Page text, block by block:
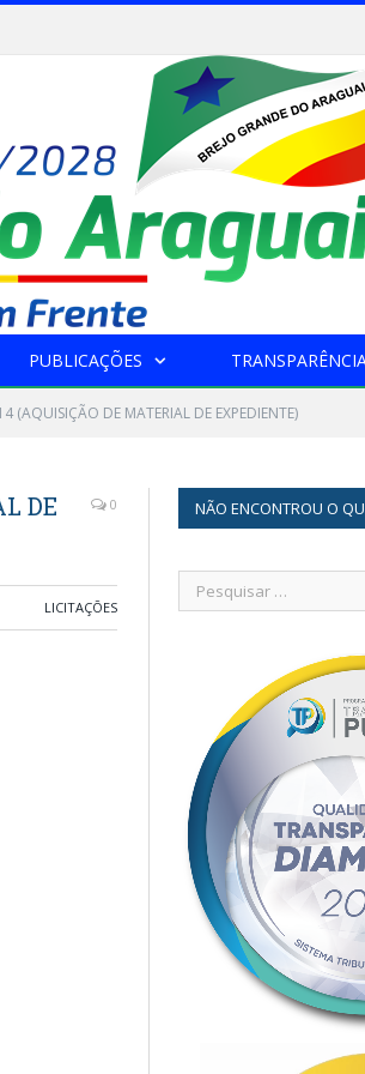
PUBLICAÇÕES
(AQUISIÇÃO DE MATERIAL DE EXPEDIENTE)
DE
0
LICITAÇÕES
NÃO ENCONTROU O